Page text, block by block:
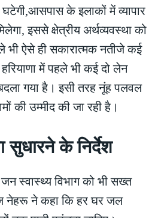
के इलाकों में व्यापार
इससे क्षेत्रीय अर्थव्यवस्था को
भी ऐसे ही सकारात्मक नतीजे कई
में पहले भी कई दो लेन
गया है। इसी तरह नूंह पलवल
की उम्मीद की जा रही है।
के निर्देश
स्वास्थ्य विभाग को भी सख्त
नेहरू ने कहा कि हर घर जल